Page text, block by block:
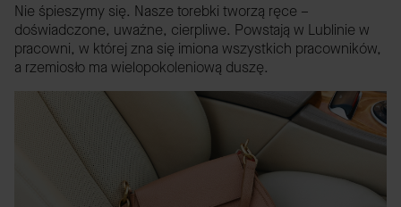
Nie śpieszymy się. Nasze torebki tworzą ręce –
doświadczone, uważne, cierpliwe. Powstają w Lublinie w
pracowni, w której zna się imiona wszystkich pracowników,
a rzemiosło ma wielopokoleniową duszę.